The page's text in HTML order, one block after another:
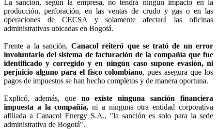
La sanción, según la empresa, no tendrá ningún impacto en la
producción, perforación, en las ventas de crudo y gas o en las
operaciones de CECSA y solamente afectará las oficinas
administrativas ubicadas en Bogotá.
Frente a la sanción,Canacol reiteró que se trató de un error
involuntario del sistema de facturación de la compañía que fue
identificado y corregido y en ningún caso supone evasión, ni
perjuicio alguno para el fisco colombiano, pues asegura que los
pagos de impuestos se han hecho completos y de manera oportuna.
Explicó, además, que no existe ninguna sanción financiera
impuesta a la compañía, ni a ninguna otra entidad corporativa
afiliada a Canacol Energy S.A., "la sanción es solo para la sede
administrativa de Bogotá".